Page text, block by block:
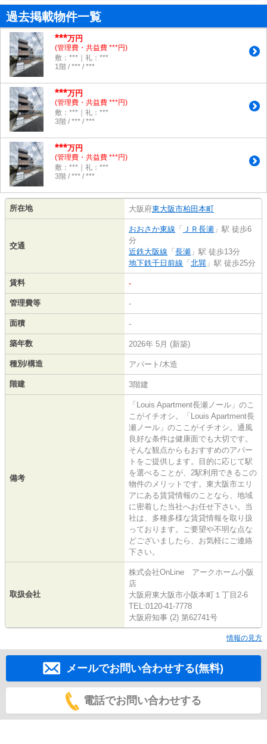
過去掲載物件一覧
***万円
(管理費・共益費 ***円)
敷：***｜礼：***
1階 / *** / ***
***万円
(管理費・共益費 ***円)
敷：***｜礼：***
3階 / *** / ***
***万円
(管理費・共益費 ***円)
敷：***｜礼：***
3階 / *** / ***
所在地 大阪府東大阪市柏田本町
交通
おおさか東線 「 ＪＲ長瀬 」駅 徒歩6
分
近鉄大阪線 「 長瀬 」駅 徒歩13分
地下鉄千日前線 「 北巽 」駅 徒歩25分
賃料 -
管理費等 -
面積 -
築年数 2026年 5月 (新築)
種別/構造 アパート/木造
階建 3階建
備考
「Louis Apartment長瀬ノール」のこ
こがイチオシ。「Louis Apartment長
瀬ノール」のここがイチオシ。通風
良好な条件は健康面でも大切です。
そんな観点からもおすすめのアパー
トをご提供します。目的に応じて駅
を選べることが、2駅利用できるこの
物件のメリットです。東大阪市エリ
アにある賃貸情報のことなら、地域
に密着した当社へお任せ下さい。当
社は、多種多様な賃貸情報を取り扱
っております。ご要望や不明な点な
どございましたら、お気軽にご連絡
下さい。
取扱会社
株式会社OnLine アークホーム小阪
店
大阪府東大阪市小阪本町１丁目2-6
TEL:0120-41-7778
大阪府知事 (2) 第62741号
情報の見方
メールでお問い合わせする(無料)
電話でお問い合わせする